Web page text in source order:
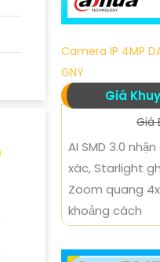
Camera IP 4MP
GNY
Giá
Giá
AI SMD 3.0
xác, Starlight
Zoom quang
khoảng cách